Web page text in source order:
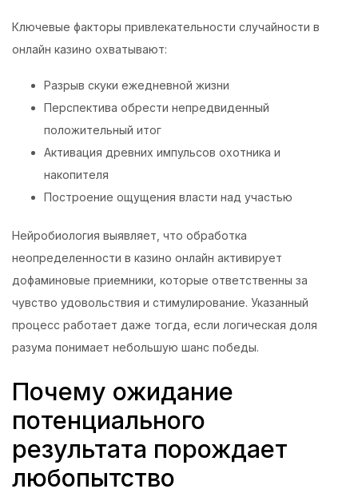
Ключевые факторы привлекательности случайности в
онлайн казино охватывают:
Разрыв скуки ежедневной жизни
Перспектива обрести непредвиденный
положительный итог
Активация древних импульсов охотника и
накопителя
Построение ощущения власти над участью
Нейробиология выявляет, что обработка
неопределенности в казино онлайн активирует
дофаминовые приемники, которые ответственны за
чувство удовольствия и стимулирование. Указанный
процесс работает даже тогда, если логическая доля
разума понимает небольшую шанс победы.
Почему ожидание
потенциального
результата порождает
любопытство